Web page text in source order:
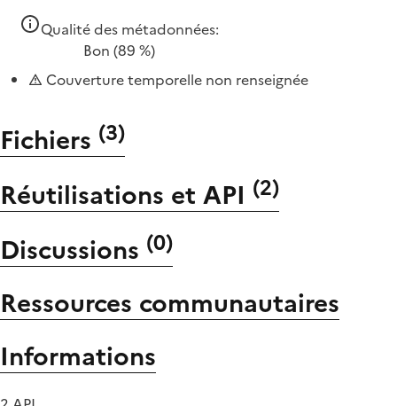
Qualité des métadonnées:
Bon (89 %)
Couverture temporelle non renseignée
Fichiers (3)
Réutilisations et API (2)
Discussions (0)
Ressources communautaires
Informations